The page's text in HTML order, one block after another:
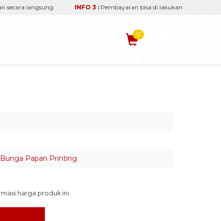
langsung. INFO 3 : Pembayaran bisa di lakukan via transfer
0
Bunga Papan Printing
harga produk ini.